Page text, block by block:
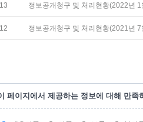
13 정보공개청구 및 처리현황(2022년
12 정보공개청구 및 처리현황(2021년
페이지에서 제공하는 정보에 대해 만족